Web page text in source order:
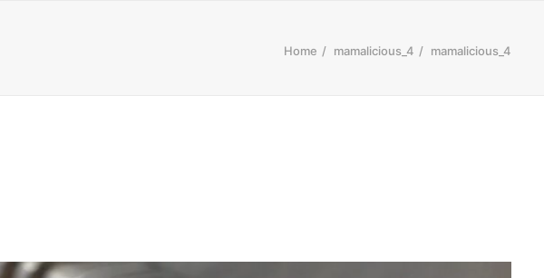
Home mamalicious_4 mamalicious_4